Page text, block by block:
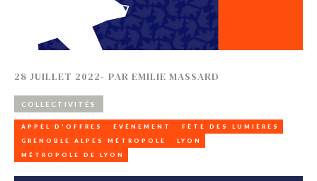
28 JUILLET 2022- PAR EMILIE MASSARD
COLLECTIVITÉS
APPEL D'OFFRES ÉVÉNEMENT
FÊTE DES LUMIÈRES
GRENOBLE ALPES MÉTROPOLE
LYON
MÉTROPOLE DE LYON